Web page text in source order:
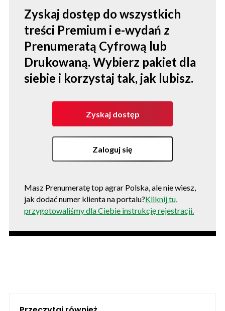
Zyskaj dostęp do wszystkich
treści Premium i e-wydań z
Prenumeratą Cyfrową lub
Drukowaną. Wybierz pakiet dla
siebie i korzystaj tak, jak lubisz.
Zyskaj dostęp
Zaloguj się
Masz Prenumeratę top agrar Polska, ale nie wiesz,
jak dodać numer klienta na portalu?Kliknij tu,
przygotowaliśmy dla Ciebie instrukcję rejestracji.